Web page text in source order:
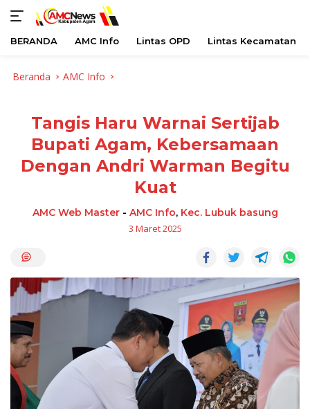
BERANDA AMC Info Lintas OPD Lintas Kecamatan
Beranda AMC Info
Tangis Haru Warnai Sertijab
Bupati Agam, Kebersamaan
Dengan Andri Warman Begitu
Kuat
AMC Web Master- AMC Info, Kec. Lubuk basung
3 Maret 2025